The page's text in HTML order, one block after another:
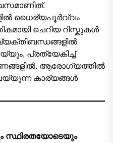
ധൈര്യപൂർവ്വം
ചെറിയ റിസ്കുകൾ
പ്രത്യേകിച്ച്
ആരോഗ്യത്തിൽ
ചെയ്യുന്ന കാര്യങ്ങൾ
സ്ഥിരതയോടെയും